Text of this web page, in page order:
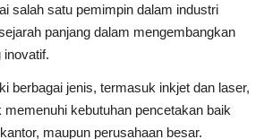
salah satu pemimpin dalam industri
panjang dalam mengembangkan
inovatif.
berbagai jenis, termasuk inkjet dan laser,
kebutuhan pencetakan baik
maupun perusahaan besar.